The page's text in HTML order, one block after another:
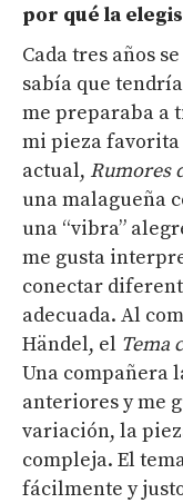
por qué la
Cada tres años
sabía que
me preparaba a
mi pieza
actual, Rumores
una malagueña
una “vibra”
me gusta
conectar
adecuada. Al
Händel, el Tema
Una compañera
anteriores y me
variación, la
compleja. El
fácilmente y